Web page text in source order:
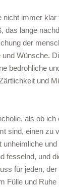
immer
lange
der
Wünsche.
bedrohliche
und
als ob
sind, einen zu
fesselnd, und
für jeden,
Fülle und